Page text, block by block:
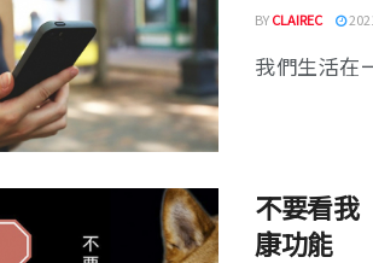
BYCLAIREC
我們生活在
不要看我
康功能